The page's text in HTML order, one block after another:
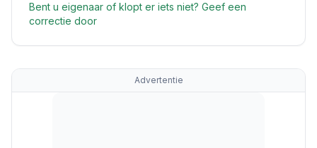
Bent u eigenaar of klopt er iets niet? Geef een
correctie door
Advertentie